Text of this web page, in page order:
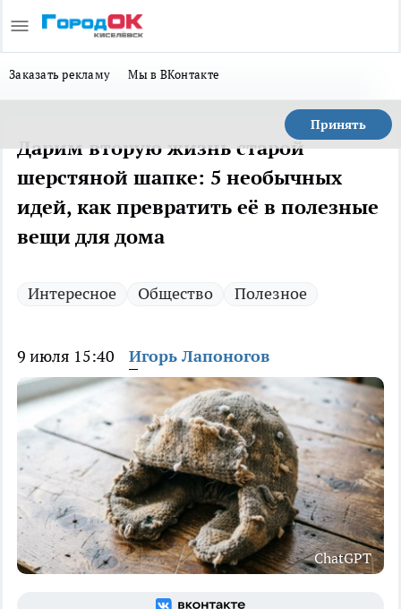
Заказать рекламу Мы в ВКонтакте
Принять
Дарим вторую жизнь старой
шерстяной шапке: 5 необычных
идей, как превратить её в полезные
вещи для дома
Интересное Общество Полезное
9 июля 15:40 Игорь Лапоногов
ChatGPT